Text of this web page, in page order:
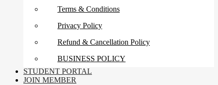
Terms & Conditions
Privacy Policy
Refund & Cancellation Policy
BUSINESS POLICY
STUDENT PORTAL
JOIN MEMBER